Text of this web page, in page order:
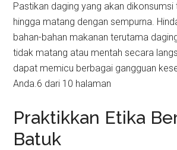
Pastikan daging yang akan
hingga matang dengan sempurna.
bahan-bahan makanan terutama
tidak matang atau mentah secara
dapat memicu berbagai gangguan
Anda.6 dari 10 halaman
Praktikkan Etika
Batuk